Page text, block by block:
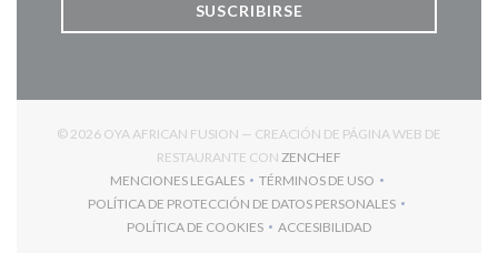
SUSCRIBIRSE
© 2026 OYA AFRICAN FUSION — CREACIÓN DE PÁGINA WEB DE
RESTAURANTE CON ZENCHEF
MENCIONES LEGALES
((ABRE EN UNA NUEVA VENTANA))
TÉRMINOS DE USO
((ABRE EN UNA NUEVA
POLÍTICA DE PROTECCIÓN DE DATOS PERSONALES
((ABRE EN UNA NUEVA VENTANA))
POLÍTICA DE COOKIES
((ABRE EN UNA NUEVA VENTANA))
ACCESIBILIDAD
((ABRE EN UNA NUEVA